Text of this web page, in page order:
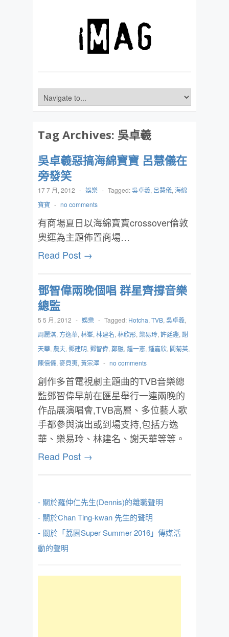
Tag Archives: 吳卓羲
吳卓羲惡搞海綿寶寶 呂慧儀在
旁發笑
17 7 月, 2012 - 娛樂 - Tagged:吳卓羲, 呂慧儀, 海綿
寶寶 - no comments
有商場夏日以海綿寶寶crossover倫敦
奧運為主題佈置商場…
Read Post →
鄧智偉兩晚個唱 群星齊撐音樂
總監
5 5 月, 2012 - 娛樂 - Tagged: Hotcha, TVB, 吳卓羲,
周麗淇, 方逸華, 林峯, 林建名, 林欣彤, 樂易玲, 許廷鏗, 謝
天華, 農夫, 鄧建明, 鄧智偉, 鄭融, 鍾一憲, 鍾嘉欣, 關菊英,
陳僖儀, 麥貝夷, 黃宗澤 - no comments
創作多首電視劇主題曲的TVB音樂總
監鄧智偉早前在匯星舉行一連兩晚的
作品展演唱會,TVB高層、多位藝人歌
手都參與演出或到場支持,包括方逸
華、樂易玲、林建名、謝天華等等。
Read Post →
- 關於羅仲仁先生(Dennis)的離職聲明
- 關於Chan Ting-kwan 先生的聲明
- 關於「荔園Super Summer 2016」傳媒活
動的聲明